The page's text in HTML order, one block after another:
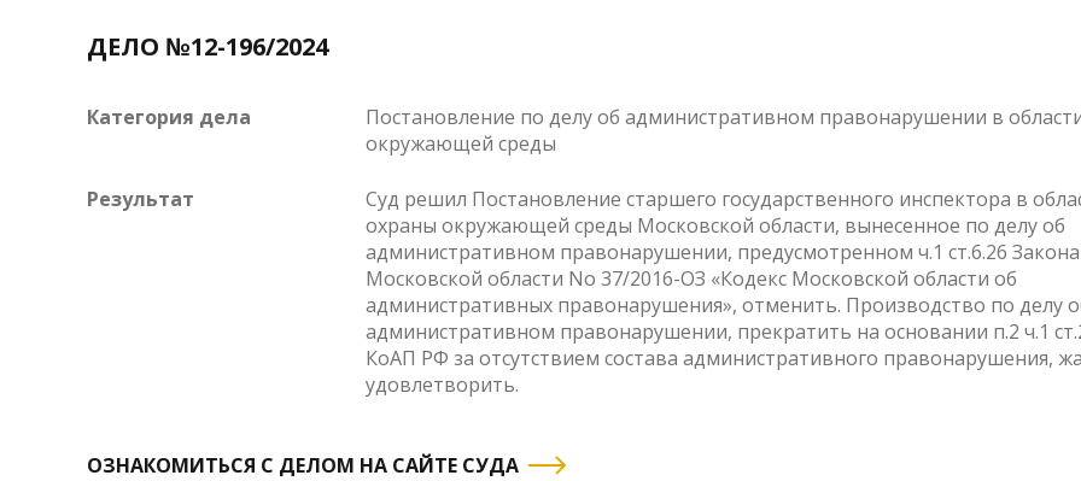
ДЕЛО №12-196/2024
Категория дела
Постановление по делу об административном правонарушении в
окружающей среды
Результат
Суд решил Постановление старшего государственного инспектора в
охраны окружающей среды Московской области, вынесенное по делу об
административном правонарушении, предусмотренном ч.1 ст.6.26 Закона
Московской области No 37/2016-ОЗ «Кодекс Московской области об
административных правонарушения», отменить. Производство по делу
административном правонарушении, прекратить на основании п.2 ч.1
КоАП РФ за отсутствием состава административного правонарушения,
удовлетворить.
ОЗНАКОМИТЬСЯ С ДЕЛОМ НА САЙТЕ СУДА